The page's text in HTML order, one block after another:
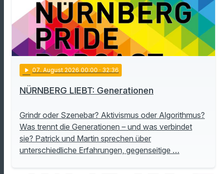
play_arrow 07. August 2026 00:00 · 32:36
NÜRNBERG LIEBT: Generationen
Grindr oder Szenebar? Aktivismus oder Algorithmus?
Was trennt die Generationen – und was verbindet
sie? Patrick und Martin sprechen über
unterschiedliche Erfahrungen, gegenseitige …